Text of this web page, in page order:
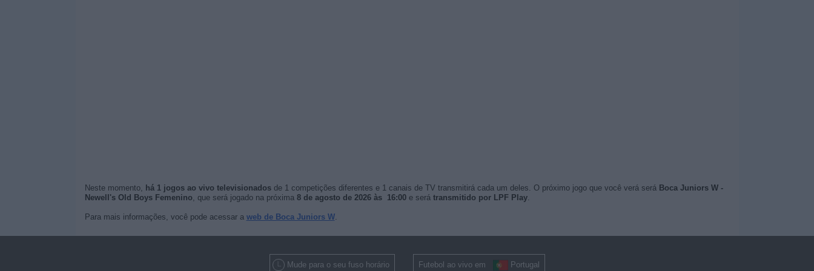
Neste momento, há 1 jogos ao vivo televisionadosde 1 competições diferentes e 1 canais de TV transmitirá cada um deles. O próximo jogo que você verá será Boca Juniors W -
Newell's Old Boys Femenino, que será jogado na próxima 8 de agosto de 2026 às 16:00e será transmitido por LPF Play.
Para mais informações, você pode acessar a web de Boca Juniors W.
Mude para o seu fuso horário Futebol ao vivo em Portugal